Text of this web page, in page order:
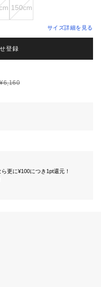
150cm
サイズ詳細を見る
登録
¥6,160
更に¥100につき1pt還元！